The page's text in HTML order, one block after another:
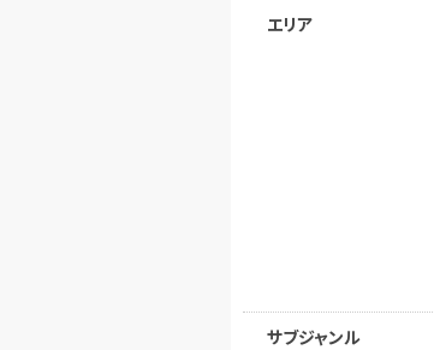
エリア
サブジャンル